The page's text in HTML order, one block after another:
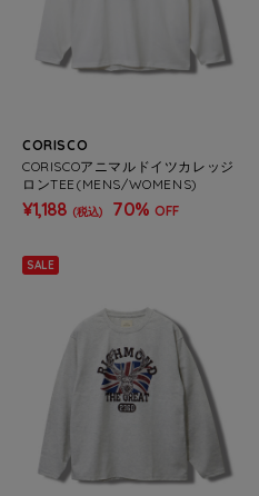
CORISCO
CORISCOアニマルドイツカレッジ
ロンTEE(MENS/WOMENS)
¥1,188 (税込) 70% OFF
SALE